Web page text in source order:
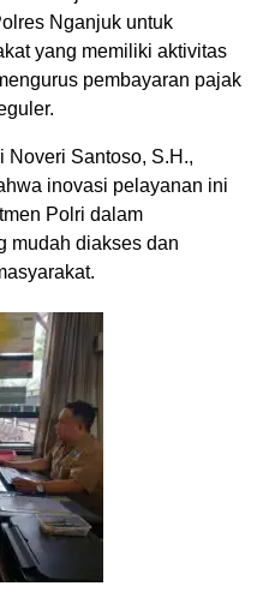
Nganjuk untuk
yang memiliki aktivitas
pembayaran pajak
Noveri Santoso, S.H.,
inovasi pelayanan ini
Polri dalam
mudah diakses dan